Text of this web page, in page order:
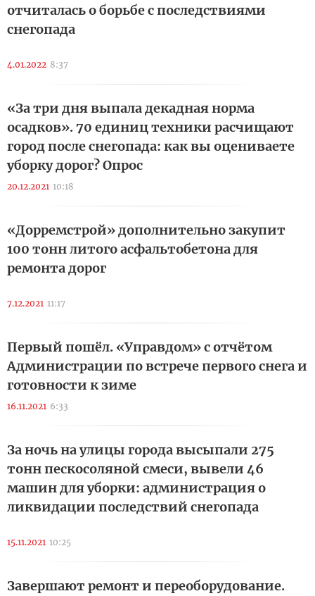
отчиталась о борьбе с последствиями
снегопада
4.01.2022 8:37
«За три дня выпала декадная норма
осадков». 70 единиц техники расчищают
город после снегопада: как вы оцениваете
уборку дорог? Опрос
20.12.2021 10:18
«Дорремстрой» дополнительно закупит
100 тонн литого асфальтобетона для
ремонта дорог
7.12.2021 11:17
Первый пошёл. «Управдом» с отчётом
Администрации по встрече первого снега и
готовности к зиме
16.11.2021 6:33
За ночь на улицы города высыпали 275
тонн пескосоляной смеси, вывели 46
машин для уборки: администрация о
ликвидации последствий снегопада
15.11.2021 10:25
Завершают ремонт и переоборудование.